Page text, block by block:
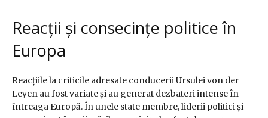
Reacții și consecințe politice în
Europa
Reacțiile la criticile adresate conducerii Ursulei von der
Leyen au fost variate și au generat dezbateri intense în
întreaga Europă. În unele state membre, liderii politici și-